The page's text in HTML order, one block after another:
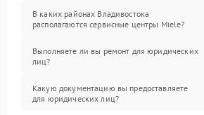
В каких районах Владивостока
располагаются сервисные центры Miele?
Выполняете ли вы ремонт для юридических
лиц?
Какую документацию вы предоставляете
для юридических лиц?